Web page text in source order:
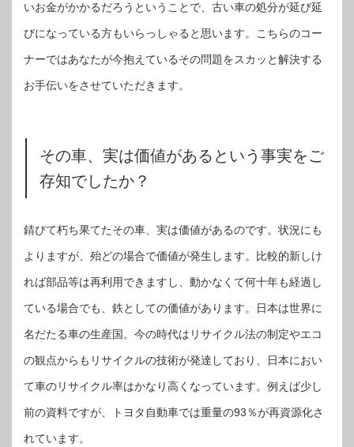
いお金がかかるだろうということで、古い車の処分が延び延
びになっている方もいらっしゃると思います。こちらのコー
ナーではあなたが今抱えているその問題をスカッと解決する
お手伝いをさせていただきます。
その車、実は価値があるという事実をご
存知でしたか？
錆びて朽ち果てたその車、実は価値があるのです。状況にも
よりますが、殆どの場合で価値が発生します。比較的新しけ
れば部品等は再利用できますし、動かなくて何十年も経過し
ている場合でも、鉄としての価値があります。日本は世界に
名だたる車の生産国。今の時代はリサイクル法の制定やエコ
の観点からもリサイクルの技術が発達しており、日本におい
て車のリサイクル率はかなり高くなっています。例えば少し
前の資料ですが、トヨタ自動車では重量の93％が再資源化さ
れています。